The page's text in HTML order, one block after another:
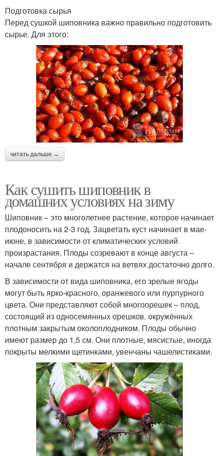
Подготовка сырья
Перед сушкой шиповника важно правильно подготовить
сырье. Для этого:
читать дальше →
Как сушить шиповник в
домашних условиях на зиму
Шиповник – это многолетнее растение, которое начинает
плодоносить на 2-3 год. Зацветать куст начинает в мае-
июне, в зависимости от климатических условий
произрастания. Плоды созревают в конце августа –
начале сентября и держатся на ветвях достаточно долго.
В зависимости от вида шиповника, его зрелые ягоды
могут быть ярко-красного, оранжевого или пурпурного
цвета. Они представляют собой многоорешек – плод,
состоящий из односемянных орешков, окружённых
плотным закрытым околоплодником. Плоды обычно
имеют размер до 1,5 см. Они плотные, мясистые, иногда
покрыты мелкими щетинками, увенчаны чашелистиками.